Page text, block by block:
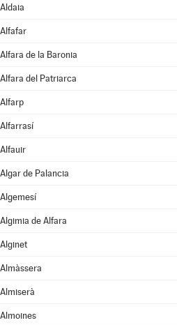
Aldaia
Alfafar
Alfara de la Baronia
Alfara del Patriarca
Alfarp
Alfarrasí
Alfauir
Algar de Palancia
Algemesí
Algimia de Alfara
Alginet
Almàssera
Almiserà
Almoines